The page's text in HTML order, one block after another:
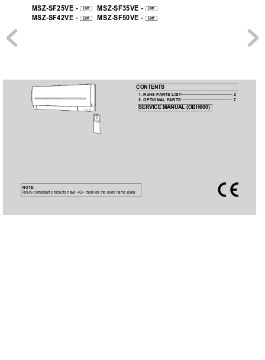
CONTENTS
1. RoHS PARTS LIST ············································ 2
2. OPTIONAL PARTS ············································ 7
SERVICE MANUAL (OBH600)
NOTE:
RoHS compliant products have <G> mark on the spec name plate.
MSZ-SF25VE - EN1 MSZ-SF35VE - EN1
MSZ-SF42VE - EN1 MSZ-SF50VE - EN1